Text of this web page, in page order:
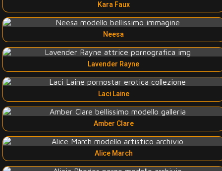
Kara Faux
Neesa
Lavender Rayne
Laci Laine
Amber Clare
Alice March